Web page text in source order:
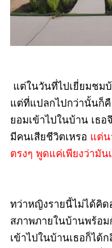
แต่ในวันที่ไปเยี่ยมชม
แต่ที่แปลกไปกว่านั้นก็
ยอมเข้าไปในบ้าน เธ
มีคนเสียชีวิตเหรอ แต่น
ตรงๆ พูดแค่เพียงว่ามั
ทว่าหญิงรายนี้ไม่ได้คิด
สภาพภายในบ้านพร้อ
เข้าไปในบ้านเธอก็ได้